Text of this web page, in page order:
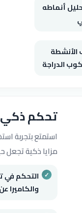
أنماطه
الأنشطة
الدراجة
تحكم
استمتع بتجربة
مزايا ذكية تجعل
التحكم
والكاميرا